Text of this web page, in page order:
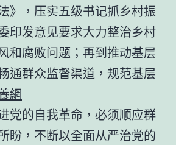
》，压实五级书记抓乡村振
印发意见要求大力整治乡村
和腐败问题；再到推动基层
通群众监督渠道，规范基层
網
党的自我革命，必须顺应群
盼，不断以全面从严治党的